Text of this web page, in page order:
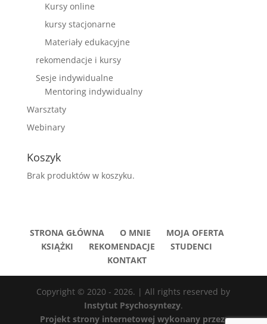
Kursy online
kursy stacjonarne
Materiały edukacyjne
rekomendacje i kursy
Sesje indywidualne
Mentoring indywidualny
Warsztaty
Webinary
Koszyk
Brak produktów w koszyku.
STRONA GŁÓWNA O MNIE
MOJA OFERTA
KSIĄŻKI
REKOMENDACJE
STUDENCI
KONTAKT
Copyright © 2020 - 2026. | All rights reserved by
Instytut Psychosyntezy.
Projekt strony internetowej wykonany przez: